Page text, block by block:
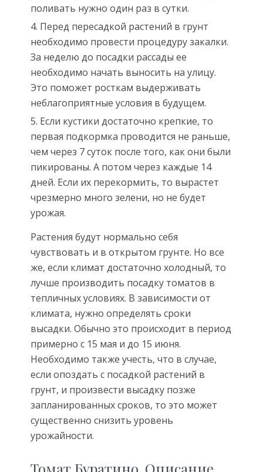
поливать нужно один раз в сутки.
Перед пересадкой растений в грунт
необходимо провести процедуру закалки.
За неделю до посадки рассады ее
необходимо начать выносить на улицу.
Это поможет росткам выдерживать
неблагоприятные условия в будущем.
Если кустики достаточно крепкие, то
первая подкормка проводится не раньше,
чем через 7 суток после того, как они были
пикированы. А потом через каждые 14
дней. Если их перекормить, то вырастет
чрезмерно много зелени, но не будет
урожая.
Растения будут нормально себя
чувствовать и в открытом грунте. Но все
же, если климат достаточно холодный, то
лучше производить посадку томатов в
тепличных условиях. В зависимости от
климата, нужно определять сроки
высадки. Обычно это происходит в период
примерно с 15 мая и до 15 июня.
Необходимо также учесть, что в случае,
если опоздать с посадкой растений в
грунт, и произвести высадку позже
запланированных сроков, то это может
существенно снизить уровень
урожайности.